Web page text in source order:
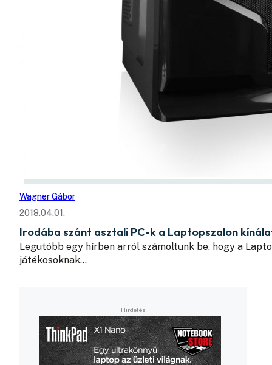
Wagner Gábor
2018.04.01.
Irodába szánt asztali PC-k a Laptopszalon
Legutóbb egy hírben arról számoltunk be, hogy a
játékosoknak…